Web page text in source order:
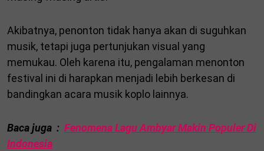
Akibatnya, penonton tidak hanya akan di suguhkan
musik, tetapi juga pertunjukan visual yang
memukau. Oleh karena itu, pengalaman menonton
festival ini di harapkan menjadi lebih berkesan di
bandingkan acara musik koplo lainnya.
Baca juga : Fenomena Lagu Ambyar Makin Populer Di
Indonesia